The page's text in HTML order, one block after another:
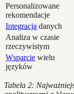
Personalizowane
rekomendacje
Integracja danych
Analiza w czasie
rzeczywistym
Wsparcie wielu
języków
Tabela 2: